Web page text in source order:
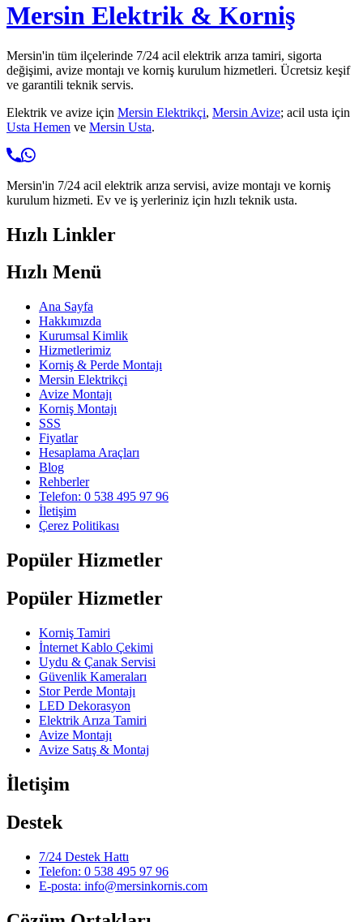
Mersin Elektrik & Korniş
Mersin'in tüm ilçelerinde 7/24 acil elektrik arıza tamiri, sigorta
değişimi, avize montajı ve korniş kurulum hizmetleri. Ücretsiz keşif
ve garantili teknik servis.
Elektrik ve avize için Mersin Elektrikçi, Mersin Avize; acil usta için
Usta Hemen ve Mersin Usta.
Mersin'in 7/24 acil elektrik arıza servisi, avize montajı ve korniş
kurulum hizmeti. Ev ve iş yerleriniz için hızlı teknik usta.
Hızlı Linkler
Hızlı Menü
Ana Sayfa
Hakkımızda
Kurumsal Kimlik
Hizmetlerimiz
Korniş & Perde Montajı
Mersin Elektrikçi
Avize Montajı
Korniş Montajı
SSS
Fiyatlar
Hesaplama Araçları
Blog
Rehberler
Telefon: 0 538 495 97 96
İletişim
Çerez Politikası
Popüler Hizmetler
Popüler Hizmetler
Korniş Tamiri
İnternet Kablo Çekimi
Uydu & Çanak Servisi
Güvenlik Kameraları
Stor Perde Montajı
LED Dekorasyon
Elektrik Arıza Tamiri
Avize Montajı
Avize Satış & Montaj
İletişim
Destek
7/24 Destek Hattı
Telefon: 0 538 495 97 96
E-posta: info@mersinkornis.com